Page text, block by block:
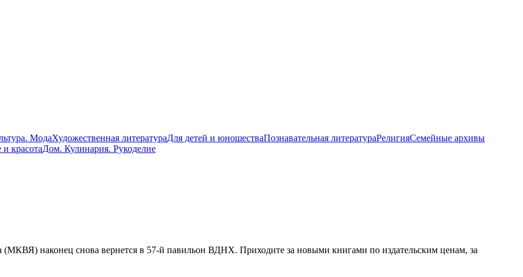
МодаХудожественная литератураДля детей и юношестваПознавательная литератураРелигияСемейные архивы
и красотаДом. Кулинария. Рукоделие
(МКВЯ) наконец снова вернется в 57-й павильон ВДНХ. Приходите за новыми книгами по издательским ценам, за